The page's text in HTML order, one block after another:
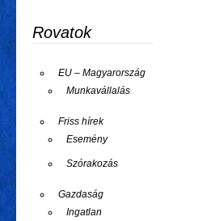
Rovatok
EU – Magyarország
Munkavállalás
Friss hírek
Esemény
Szórakozás
Gazdaság
Ingatlan